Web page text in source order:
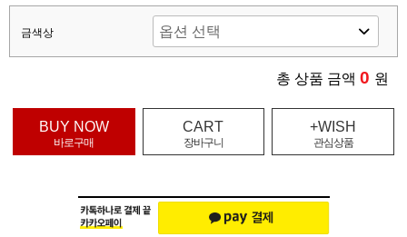
금색상
총 상품 금액 0 원
BUY NOW
바로구매
CART
장바구니
+WISH
관심상품